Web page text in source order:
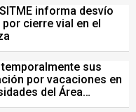
informa desvío
cierre vial en el
sus
por vacaciones en
del Área